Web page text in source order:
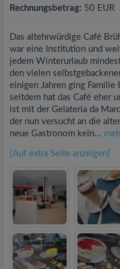
Rechnungsbetrag: 50 EUR
Das altehrwürdige Café
war eine Institution und
jedem Winterurlaub
den vielen
einigen Jahren ging Familie
seitdem hat das Café eher
ist mit der Gelateria da
der nun versucht an die
neue Gastronom kein...
[Auf extra Seite anzeigen]